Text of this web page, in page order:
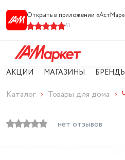
Открыть в приложении
41
АКЦИИ МАГАЗИНЫ
Каталог Товары для дома
нет отзывов